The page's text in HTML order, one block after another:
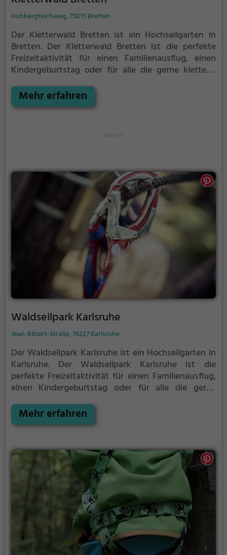
Hohbergteichweg, 75015 Bretten
Der Kletterwald Bretten ist ein Hochseilgarten in
Bretten. Der Kletterwald Bretten ist die perfekte
Freizeitaktivität für einen Familienausflug, einen
Kindergeburtstag oder für alle die gerne klettern.
Erdboden erwartet dich eine Welt voller Abenteuer
und Erlebnis. Der Kletterwald Bretten bietet sowohl
Mehr erfahren
Waldseilpark Karlsruhe
Jean-Ritzert-Straße, 76227 Karlsruhe
Der Waldseilpark Karlsruhe ist ein Hochseilgarten in
Karlsruhe. Der Waldseilpark Karlsruhe ist die
perfekte Freizeitaktivität für einen Familienausflug,
einen Kindergeburtstag oder für alle die gerne
dem Erdboden erwartet dich eine Welt voller
Abenteuer und Erlebnis. Der Waldseilpark Karlsruhe
Anfängern jede Menge Platz für Sport und Spaß.
Mehr erfahren